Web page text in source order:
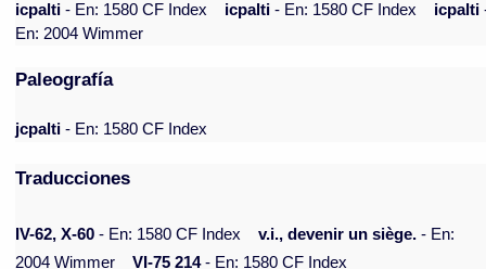
icpalti- En: 1580 CF Index icpalti- En: 1580 CF Index icpalti
En: 2004 Wimmer
Paleografía
jcpalti - En: 1580 CF Index
Traducciones
IV-62, X-60 - En: 1580 CF Index v.i., devenir un siège. - En:
2004 Wimmer
VI-75 214- En: 1580 CF Index